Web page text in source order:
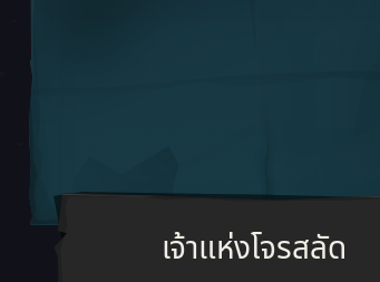
เจ้าแห่งโจรสลัด
ตำนานผู้ค้นพบ